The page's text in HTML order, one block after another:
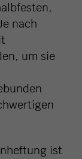
nach
um sie
ist